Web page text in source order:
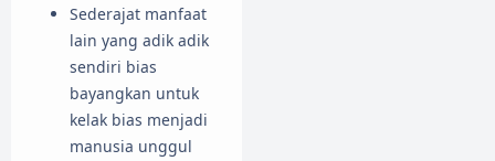
Sederajat manfaat
lain yang adik adik
sendiri bias
bayangkan untuk
kelak bias menjadi
manusia unggul